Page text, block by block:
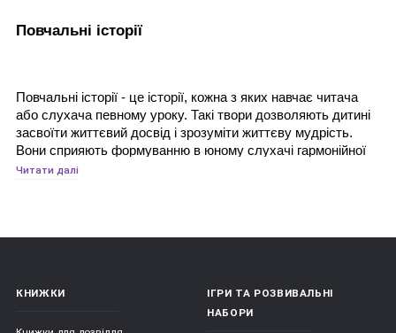
Повчальні історії
Повчальні історії - це історії, кожна з яких навчає читача
або слухача певному уроку. Такі твори дозволяють дитині
засвоїти життєвий досвід і зрозуміти життєву мудрість.
Вони сприяють формуванню в юному слухачі гармонійної
особистості, а також змушують його думати, міркувати,
У тому числі способів, які допомагають вирішувати
Читати далі
КНИЖКИ
ІГРИ ТА РОЗВИВАЛЬНІ
НАБОРИ